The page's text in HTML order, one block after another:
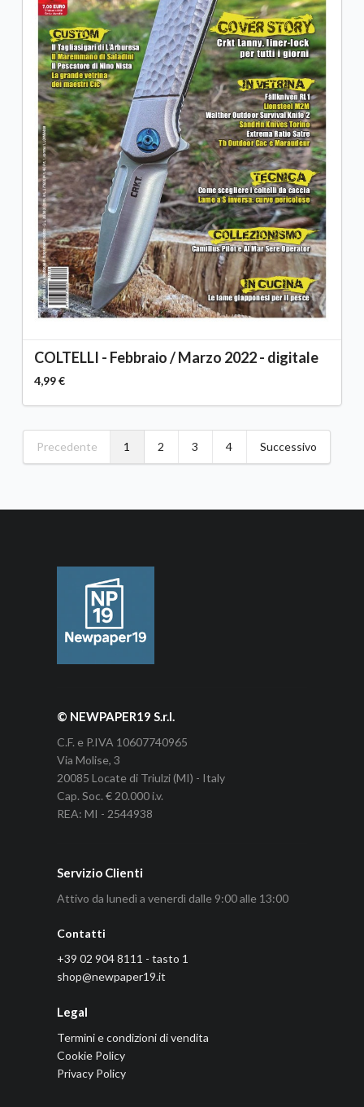
COLTELLI - Febbraio / Marzo 2022 - digitale
4,99 €
Precedente 1 2 3 4 Successivo
© NEWPAPER19 S.r.l.
C.F. e P.IVA 10607740965
Via Molise, 3
20085 Locate di Triulzi (MI) - Italy
Cap. Soc. € 20.000 i.v.
REA: MI - 2544938
Servizio Clienti
Attivo da lunedì a venerdì dalle 9:00 alle 13:00
Contatti
+39 02 904 8111 - tasto 1
shop@newpaper19.it
Legal
Termini e condizioni di vendita
Cookie Policy
Privacy Policy